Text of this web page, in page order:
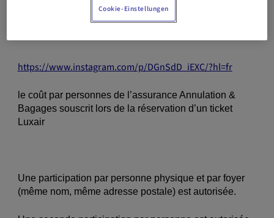
https://www.instagram.com/p/DGnSdD_iEXC/?hl=fr
le coût par personnes de l’assurance Annulation &
Bagages souscrit lors de la réservation d’un ticket
Luxair
Une participation par personne physique et par foyer
(même nom, même adresse postale) est autorisée.
Cookie-Einstellungen